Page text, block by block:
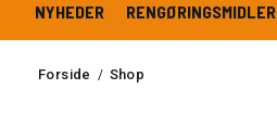
NYHEDER RENGØRINGSMIDLER
Forside / Shop